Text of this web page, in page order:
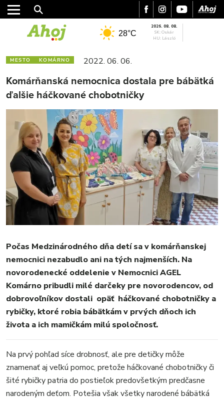
MESTO
REGIÓN
KULTÚRA
FOTKY
VIDEO
28°C
2026. 08. 08.
SK: Oskár
HU: László
MESTO KOMÁRNO 2022. 06. 06.
Komárňanská nemocnica dostala pre bábätká
ďalšie háčkované chobotničky
Počas Medzinárodného dňa detí sa v komárňanskej
nemocnici nezabudlo ani na tých najmenších. Na
novorodenecké oddelenie v Nemocnici AGEL
Komárno pribudli milé darčeky pre novorodencov, od
dobrovoľníkov dostali opäť háčkované chobotničky a
rybičky, ktoré robia bábätkám v prvých dňoch ich
života a ich mamičkám milú spoločnosť.
Na prvý pohľad síce drobnosť, ale pre detičky môže
znamenať aj veľkú pomoc, pretože háčkované chobotničky či
šité rybičky patria do postieľok predovšetkým predčasne
narodeným deťom. Potešia však všetky narodené bábätká